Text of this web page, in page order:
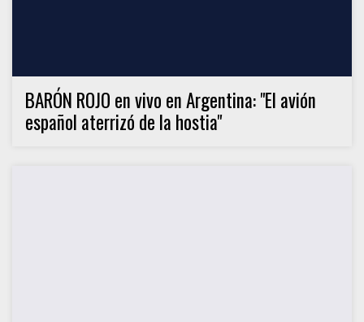
BARÓN ROJO en vivo en Argentina: "El avión
español aterrizó de la hostia"